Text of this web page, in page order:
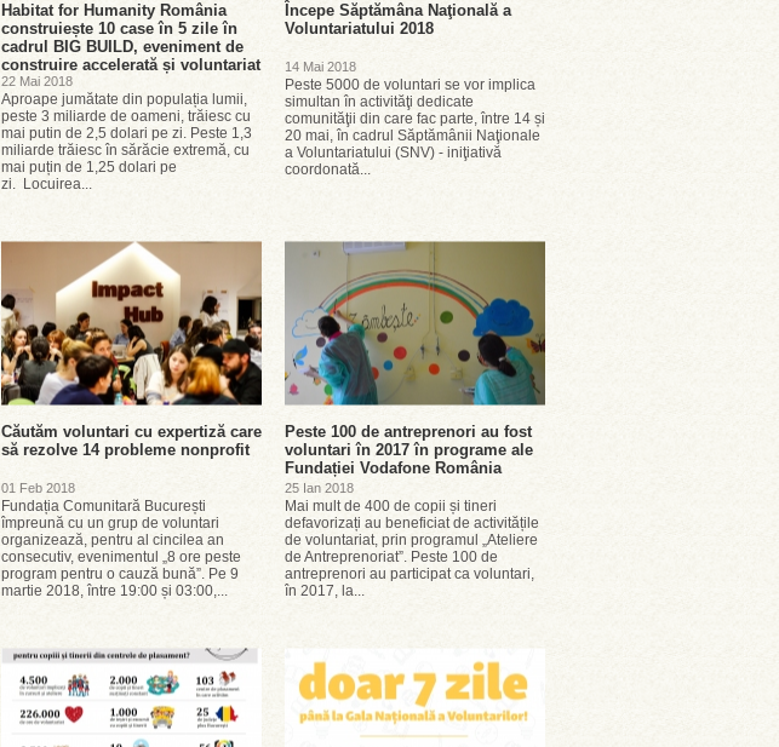
Habitat for Humanity România
construiește 10 case în 5 zile în
cadrul BIG BUILD, eveniment de
construire accelerată și voluntariat
22 Mai 2018
Aproape jumătate din populația lumii,
peste 3 miliarde de oameni, trăiesc cu
mai putin de 2,5 dolari pe zi. Peste 1,3
miliarde trăiesc în sărăcie extremă, cu
mai puțin de 1,25 dolari pe
zi. Locuirea...
Începe Săptămâna Naţională a
Voluntariatului 2018
14 Mai 2018
Peste 5000 de voluntari se vor implica
simultan în activităţi dedicate
comunităţii din care fac parte, între 14 și
20 mai, în cadrul Săptămânii Naţionale
a Voluntariatului (SNV) - iniţiativă
coordonată...
Căutăm voluntari cu expertiză care
să rezolve 14 probleme nonprofit
01 Feb 2018
Fundația Comunitară București
împreună cu un grup de voluntari
organizează, pentru al cincilea an
consecutiv, evenimentul „8 ore peste
program pentru o cauză bună”. Pe 9
martie 2018, între 19:00 și 03:00,...
Peste 100 de antreprenori au fost
voluntari în 2017 în programe ale
Fundației Vodafone România
25 Ian 2018
Mai mult de 400 de copii și tineri
defavorizați au beneficiat de activitățile
de voluntariat, prin programul „Ateliere
de Antreprenoriat”. Peste 100 de
antreprenori au participat ca voluntari,
în 2017, la...